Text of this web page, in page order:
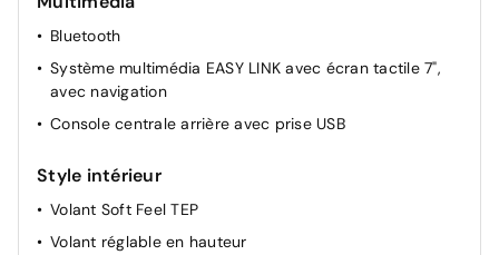
Lunette arrière chauffante
Rétroviseurs extérieurs réglables manuellement
Verrouillage centralisé
Bluetooth
Système multimédia EASY LINK avec écran tactile 7",
avec navigation
Console centrale arrière avec prise USB
Style intérieur
Volant Soft Feel TEP
Volant réglable en hauteur